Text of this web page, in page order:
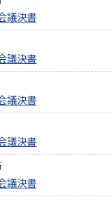
議決書
議決書
議決書
議決書
議決書